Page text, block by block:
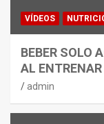
VÍDEOS
BEBER SOLO
AL
admin